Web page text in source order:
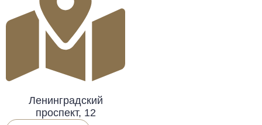
Ленинградский
проспект, 12